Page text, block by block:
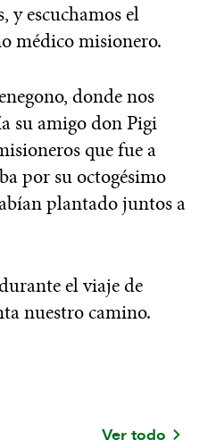
y escuchamos el
médico misionero.
donde nos
su amigo don Pigi
que fue a
por su octogésimo
plantado juntos a
el viaje de
nuestro camino.
Ver todo